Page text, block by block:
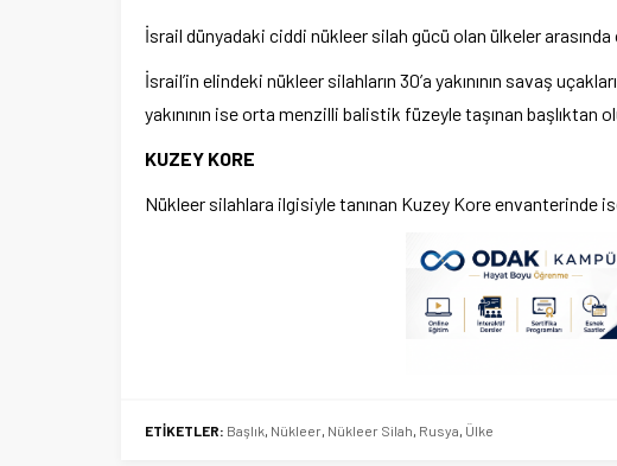
İsrail dünyadaki ciddi nükleer silah gücü olan ülkeler
İsrail’in elindeki nükleer silahların 30’a yakınının savaş
yakınının ise orta menzilli balistik füzeyle taşınan başlıktan
KUZEY KORE
Nükleer silahlara ilgisiyle tanınan Kuzey Kore envanterinde
ETİKETLER: Başlık Nükleer Nükleer Silah Rusya Ülke